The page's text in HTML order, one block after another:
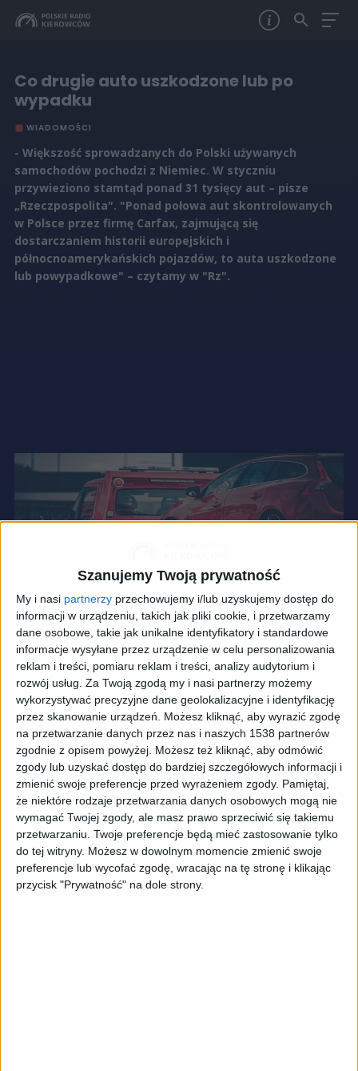
Szanujemy Twoją prywatność
My i nasi partnerzy przechowujemy i/lub uzyskujemy dostęp do
informacji w urządzeniu, takich jak pliki cookie, i przetwarzamy
dane osobowe, takie jak unikalne identyfikatory i standardowe
informacje wysyłane przez urządzenie w celu personalizowania
reklam i treści, pomiaru reklam i treści, analizy audytorium i
rozwój usług. Za Twoją zgodą my i nasi partnerzy możemy
wykorzystywać precyzyjne dane geolokalizacyjne i identyfikację
przez skanowanie urządzeń. Możesz kliknąć, aby wyrazić zgodę
na przetwarzanie danych przez nas i naszych 1538 partnerów
zgodnie z opisem powyżej. Możesz też kliknąć, aby odmówić
zgody lub uzyskać dostęp do bardziej szczegółowych informacji i
zmienić swoje preferencje przed wyrażeniem zgody. Pamiętaj,
że niektóre rodzaje przetwarzania danych osobowych mogą nie
wymagać Twojej zgody, ale masz prawo sprzeciwić się takiemu
przetwarzaniu. Twoje preferencje będą mieć zastosowanie tylko
do tej witryny. Możesz w dowolnym momencie zmienić swoje
preferencje lub wycofać zgodę, wracając na tę stronę i klikając
przycisk "Prywatność" na dole strony.
Co drugie auto uszkodzone lub po
wypadku
WIADOMOŚCI
- Większość sprowadzanych do Polski używanych
samochodów pochodzi z Niemiec. W styczniu
przywieziono stamtąd ponad 31 tysięcy aut – pisze
„Rzeczpospolita". "Ponad połowa aut skontrolowanych
w Polsce przez firmę Carfax, zajmującą się
dostarczaniem historii europejskich i
północnoamerykańskich pojazdów, to auta uszkodzone
lub powypadkowe" – czytamy w "Rz".
Zdjęcie ilustracyjne/ Foto: Virrage Images/ shutterstock
Dziennik wskazuje, że "prognozy na 2023 r. nie są
pod tym względem lepsze: prawdopodobieństwo
nietrafionego zakupu jeszcze wzrośnie przez
ograniczoną dostępność samochodów, w dodatku